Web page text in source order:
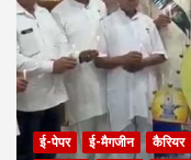
ई-पेपर ई-मैगजीन कैरियर